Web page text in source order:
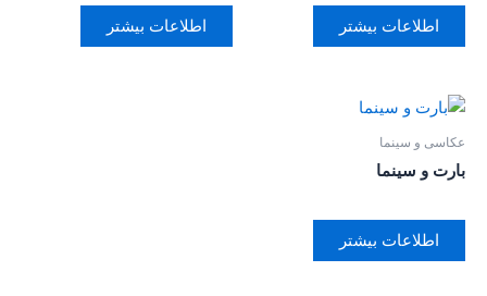
اطلاعات بیشتر اطلاعات بیشتر
عکاسی و سینما
بارت و سینما
اطلاعات بیشتر